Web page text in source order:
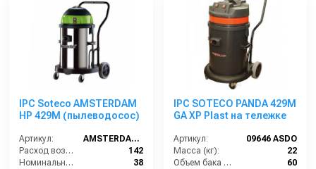
IPC Soteco AMSTERDAM
HP 429M (пылеводосос)
Артикул:
AMSTERDAM429M
Расход воздуха (л/сек):
142
Номинальный диаметр принадлежностей (мм):
38
IPC SOTECO PANDA 429M
GA XP Plast на тележке
Артикул:
09646 ASDO
Масса (кг):
22
Объем бака (л):
60